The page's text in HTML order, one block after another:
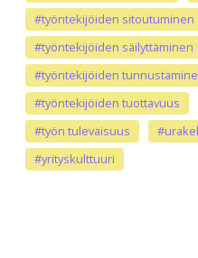
#työntekijöiden sitoutuminen
#työntekijöiden säilyttäminen
#työntekijöiden
#työntekijöiden tuottavuus
#työn tulevaisuus
#yrityskulttuuri